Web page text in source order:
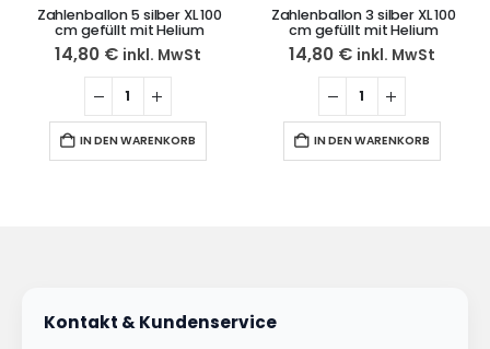
Zahlenballon 5 silber XL 100
cm gefüllt mit Helium
14,80 € inkl. MwSt
IN DEN WARENKORB
Zahlenballon 3 silber XL 100
cm gefüllt mit Helium
14,80 € inkl. MwSt
IN DEN WARENKORB
Kontakt & Kundenservice